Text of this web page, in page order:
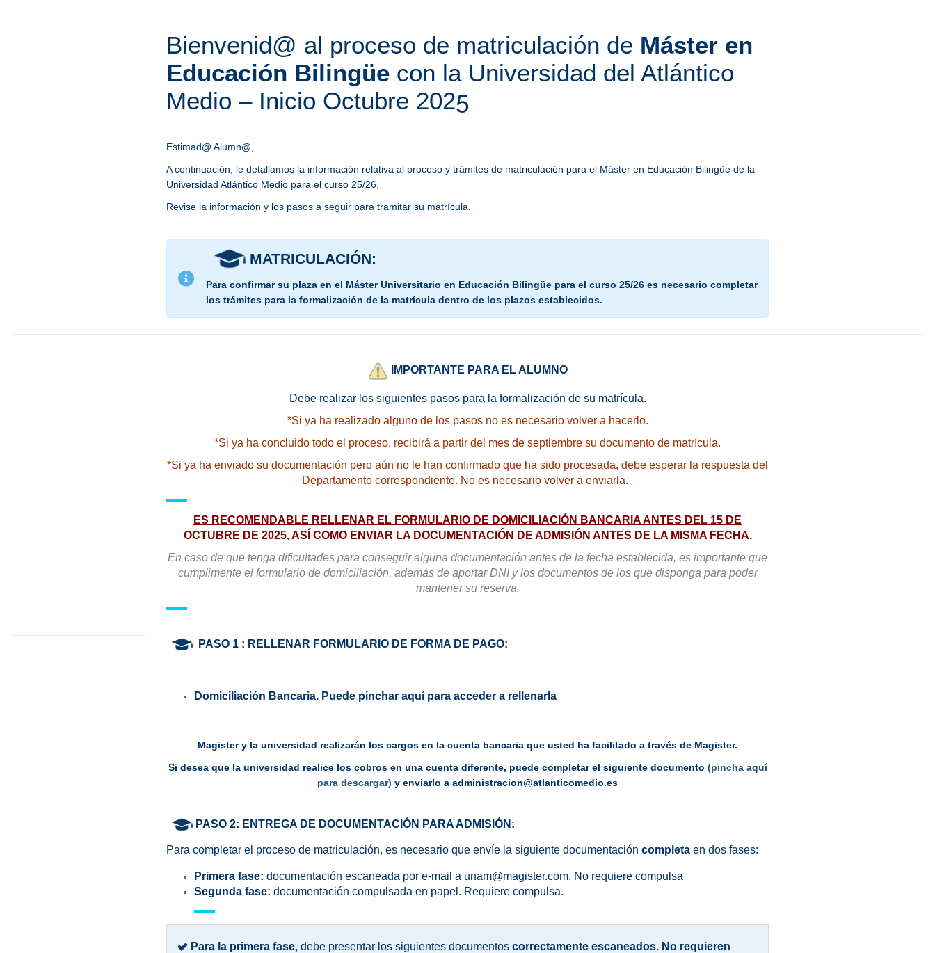
Bienvenid@ al proceso de matriculación de Máster en
Educación Bilingüe con la Universidad del Atlántico
Medio – Inicio Octubre 2025
Estimad@ Alumn@,
A continuación, le detallamos la información relativa al proceso y trámites de matriculación para el Máster en Educación Bilingüe de la
Universidad Atlántico Medio para el curso 25/26.
Revise la información y los pasos a seguir para tramitar su matrícula.
MATRICULACIÓN:
Para confirmar su plaza en el Máster Universitario en Educación Bilingüe para el curso 25/26 es necesario completar
los trámites para la formalización de la matrícula dentro de los plazos establecidos.
IMPORTANTE PARA EL ALUMNO
Debe realizar los siguientes pasos para la formalización de su matrícula.
*Si ya ha realizado alguno de los pasos no es necesario volver a hacerlo.
*Si ya ha concluido todo el proceso, recibirá a partir del mes de septiembre su documento de matrícula.
*Si ya ha enviado su documentación pero aún no le han confirmado que ha sido procesada, debe esperar la respuesta del
Departamento correspondiente. No es necesario volver a enviarla.
ES RECOMENDABLE RELLENAR EL FORMULARIO DE DOMICILIACIÓN BANCARIA ANTES DEL 15 DE
OCTUBRE DE 2025, ASÍ COMO ENVIAR LA DOCUMENTACIÓN DE ADMISIÓN ANTES DE LA MISMA FECHA.
En caso de que tenga dificultades para conseguir alguna documentación antes de la fecha establecida, es importante que
cumplimente el formulario de domiciliación, además de aportar DNI y los documentos de los que disponga para poder
mantener su reserva.
PASO 1 : RELLENAR FORMULARIO DE FORMA DE PAGO:
Domiciliación Bancaria. Puede pinchar aquí para acceder a rellenarla
Magister y la universidad realizarán los cargos en la cuenta bancaria que usted ha facilitado a través de Magister.
Si desea que la universidad realice los cobros en una cuenta diferente, puede completar el siguiente documento (pincha aquí
para descargar) y enviarlo a administracion@atlanticomedio.es
PASO 2: ENTREGA DE DOCUMENTACIÓN PARA ADMISIÓN:
Para completar el proceso de matriculación, es necesario que envíe la siguiente documentación completa en dos fases:
Primera fase: documentación escaneada por e-mail a unam@magister.com. No requiere compulsa
Segunda fase: documentación compulsada en papel. Requiere compulsa.
Para la primera fase, debe presentar los siguientes documentos correctamente escaneados. No requieren